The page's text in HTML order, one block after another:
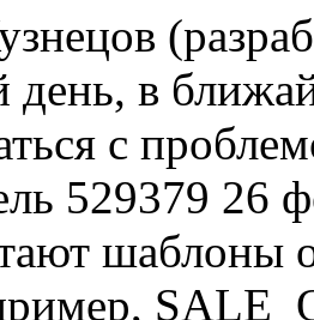
день, в
с
529379 26
шаблоны